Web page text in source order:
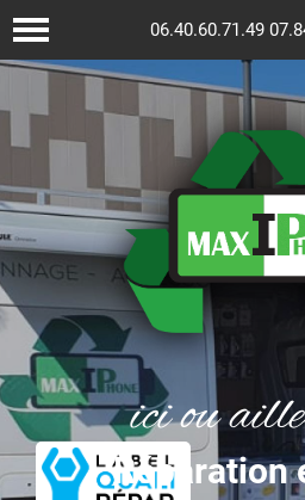
06.40.60.71.49
ici ou
Réparation